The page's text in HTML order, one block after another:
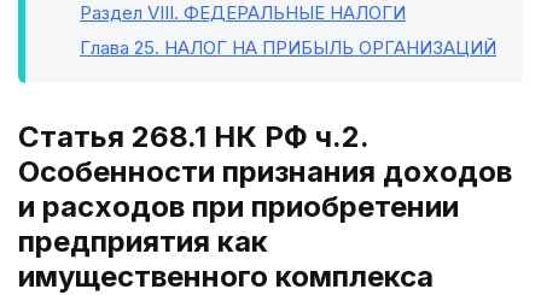
Раздел VIII. ФЕДЕРАЛЬНЫЕ НАЛОГИ
Глава 25. НАЛОГ НА ПРИБЫЛЬ ОРГАНИЗАЦИЙ
Статья 268.1 НК РФ ч.2.
Особенности признания доходов
и расходов при приобретении
предприятия как
имущественного комплекса